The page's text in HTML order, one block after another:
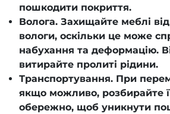
пошкодити покриття.
Волога. Захищайте меблі
вологи, оскільки це може
набухання та деформацію.
витирайте пролиті рідини.
Транспортування. При
якщо можливо, розбирайте
обережно, щоб уникнути